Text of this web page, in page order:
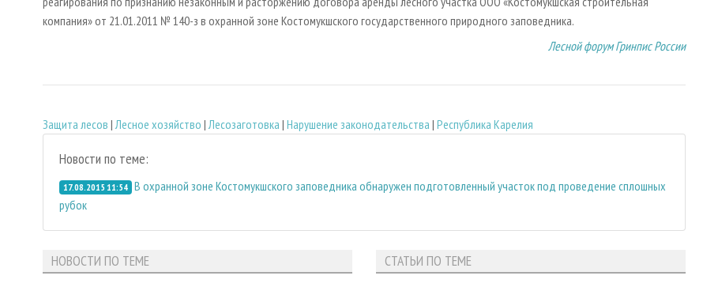
компания» от 21.01.2011 № 140-з в охранной зоне Костомукшского государственного природного заповедника.
Лесной форум Гринпис России
Защита лесов | Лесное хозяйство | Лесозаготовка | Нарушение законодательства | Республика Карелия
Новости по теме:
17.08.2015 11:54 В охранной зоне Костомукшского заповедника обнаружен подготовленный участок под проведение сплошных
рубок
НОВОСТИ ПО ТЕМЕ СТАТЬИ ПО ТЕМЕ